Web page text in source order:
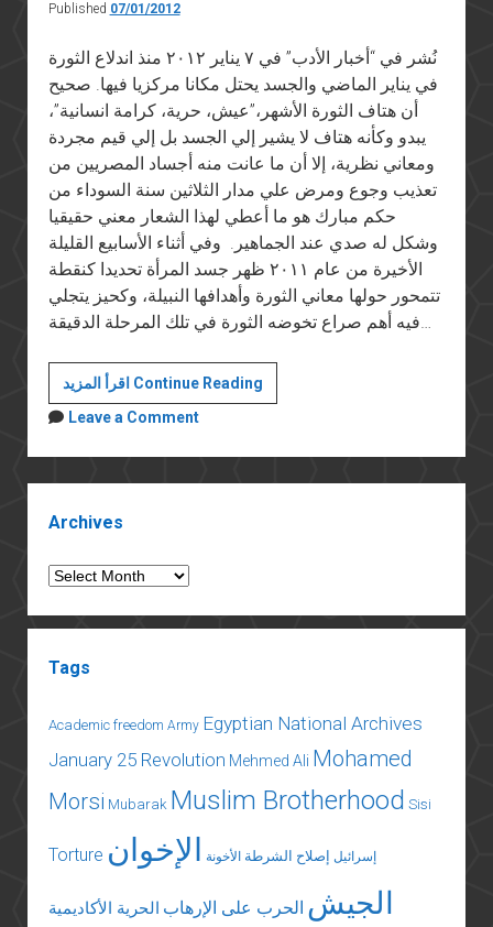
Published 07/01/2012
نُشر في “أخبار الأدب” في ٧ يناير ٢٠١٢ منذ اندلاع الثورة
في يناير الماضي والجسد يحتل مكانا مركزيا فيها. صحيح
أن هتاف الثورة الأشهر،”عيش، حرية، كرامة انسانية”،
يبدو وكأنه هتاف لا يشير إلي الجسد بل إلي قيم مجردة
ومعاني نظرية، إلا أن ما عانت منه أجساد المصريين من
تعذيب وجوع ومرض علي مدار الثلاثين سنة السوداء من
حكم مبارك هو ما أعطي لهذا الشعار معني حقيقيا
وشكل له صدي عند الجماهير. وفي أثناء الأسابيع القليلة
الأخيرة من عام ٢٠١١ ظهر جسد المرأة تحديدا كنقطة
تتمحور حولها معاني الثورة وأهدافها النبيلة، وكحيز يتجلي
فيه أهم صراع تخوضه الثورة في تلك المرحلة الدقيقة…
اقرأ المزيد Continue Readingالجيش
والثورة
المرأة
Leave a Comment
Archives
Archives
Tags
Academic freedom Army Egyptian National Archives
January 25 Revolution Mehmed Ali Mohamed
Morsi Mubarak Muslim Brotherhood Sisi
Torture إسرائيل إصلاح الشرطة الأخونة الإخوان
الجيش الحرب على الإرهاب الحرية الأكاديمية